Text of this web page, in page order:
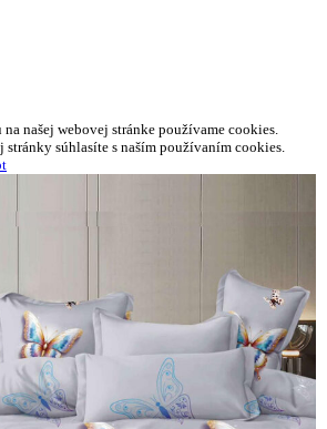
našej webovej stránke používame cookies.
súhlasíte s naším používaním cookies.